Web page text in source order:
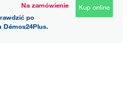
Na zamówienie
po
Démos24Plus.
Kup online